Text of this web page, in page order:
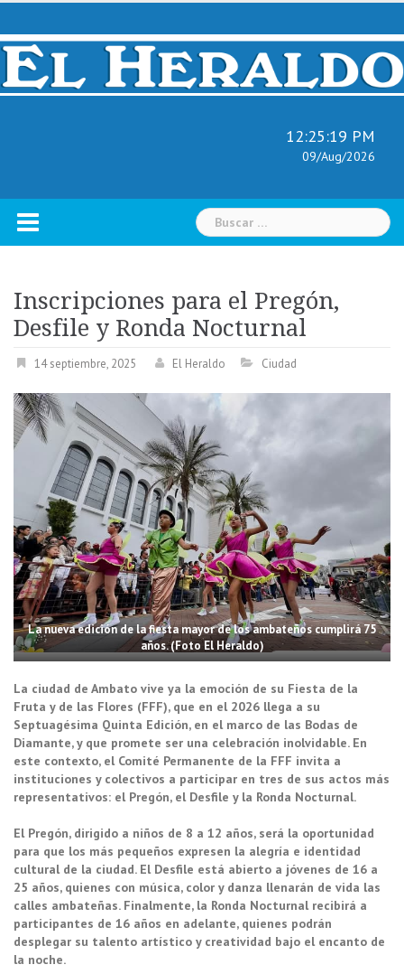
Skip
content
12:25:20 PM
09/Aug/2026
Buscar:
Inscripciones para el Pregón,
Desfile y Ronda Nocturnal
14 septiembre, 2025 El Heraldo Ciudad
La nueva edición de la fiesta mayor de los ambateños cumplirá 75
años. (Foto El Heraldo)
La ciudad de Ambato vive ya la emoción de su Fiesta de la
Fruta y de las Flores (FFF), que en el 2026 llega a su
Septuagésima Quinta Edición, en el marco de las Bodas de
Diamante, y que promete ser una celebración inolvidable. En
este contexto, el Comité Permanente de la FFF invita a
instituciones y colectivos a participar en tres de sus actos más
representativos: el Pregón, el Desfile y la Ronda Nocturnal.
El Pregón, dirigido a niños de 8 a 12 años, será la oportunidad
para que los más pequeños expresen la alegría e identidad
cultural de la ciudad. El Desfile está abierto a jóvenes de 16 a
25 años, quienes con música, color y danza llenarán de vida las
calles ambateñas. Finalmente, la Ronda Nocturnal recibirá a
participantes de 16 años en adelante, quienes podrán
desplegar su talento artístico y creatividad bajo el encanto de
la noche.